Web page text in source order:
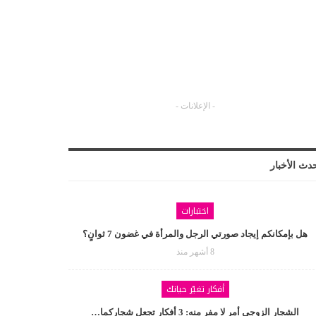
- الإعلانات -
الأخبار
اختبارات
هل بإمكانكم إيجاد صورتي الرجل والمرأة في غضون 7 ثوانٍ؟
8 أشهر منذ
أفكار تغيّر حياتك
الشجار الزوجي أمر لا مفر منه: 3 أفكار تجعل شجاركما…